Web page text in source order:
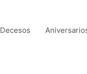
Decesos